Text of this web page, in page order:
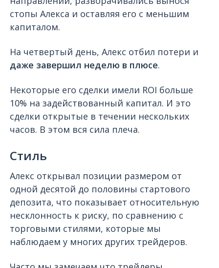
стопы Алекса и оставляя его с меньшим
капиталом.
На четвертый день, Алекс отбил потери и
даже завершил неделю в плюсе.
Некоторые его сделки имели ROI больше
10% на задействованный капитал. И это
сделки открытые в течении нескольких
часов. В этом вся сила плеча.
Стиль
Алекс открывал позиции размером от
одной десятой до половины стартового
депозита, что показывает относительную
несклонность к риску, по сравнению с
торговыми стилями, которые мы
наблюдаем у многих других трейдеров.